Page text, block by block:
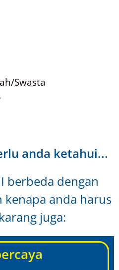
Swasta
anda ketahui...
berbeda dengan
kenapa anda harus
juga: